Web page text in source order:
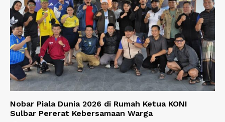
Nobar Piala Dunia 2026 di Rumah Ketua KONI
Sulbar Pererat Kebersamaan Warga